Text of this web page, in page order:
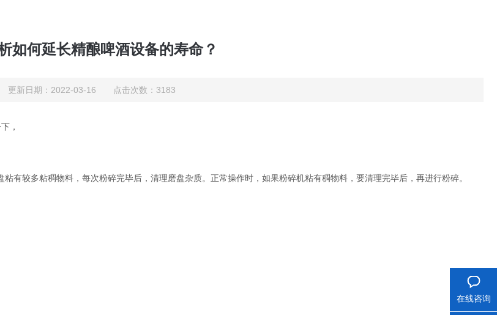
如何延长精酿啤酒设备的寿命？
更新日期：2022-03-16 点击次数：3183
，
较多粘稠物料，每次粉碎完毕后，清理磨盘杂质。正常操作时，如果粉碎机粘有稠物料，要清理完毕后，再进行粉碎。
在线咨询